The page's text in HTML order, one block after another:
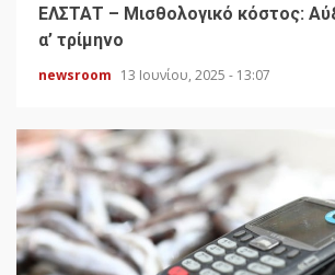
ΕΛΣΤΑΤ – Μισθολογικό κόστος:
α’ τρίμηνο
newsroom 13 Ιουνίου, 2025 - 13:07